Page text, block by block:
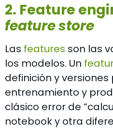
2. Feature
feature store
Las features son las
los modelos. Un
definición y versiones
entrenamiento y
clásico error de
notebook y otra